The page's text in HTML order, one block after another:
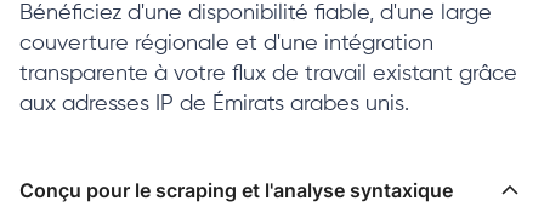
Bénéficiez d'une disponibilité fiable, d'une large
couverture régionale et d'une intégration
transparente à votre flux de travail existant grâce
aux adresses IP de Émirats arabes unis.
Conçu pour le scraping et l'analyse syntaxique